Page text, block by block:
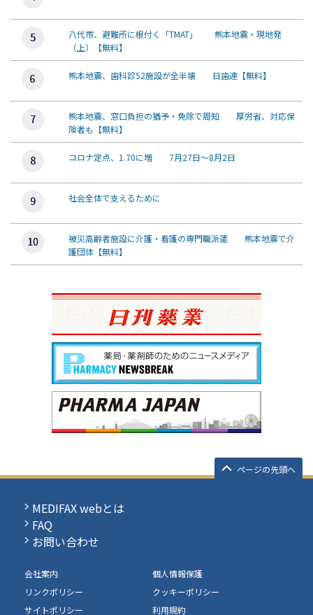
八代市、避難所に根付く「TMAT」 熊本地震・現地発
（上）【無料】
熊本地震、歯科診52施設が全半壊 日歯連【無料】
熊本地震、窓口負担の猶予・免除で周知 厚労省、対応保
険者も【無料】
コロナ定点、1.70に増 7月27日～8月2日
社会全体で支えるために
被災高齢者施設に介護・看護の専門職派遣 熊本地震で介
護団体【無料】
ページの先頭へ
MEDIFAX webとは
FAQ
お問い合わせ
会社案内
個人情報保護
リンクポリシー
クッキーポリシー
サイトポリシー
利用規約